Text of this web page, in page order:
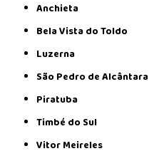
Anchieta
Bela Vista do Toldo
Luzerna
São Pedro de Alcântara
Piratuba
Timbé do Sul
Vitor Meireles